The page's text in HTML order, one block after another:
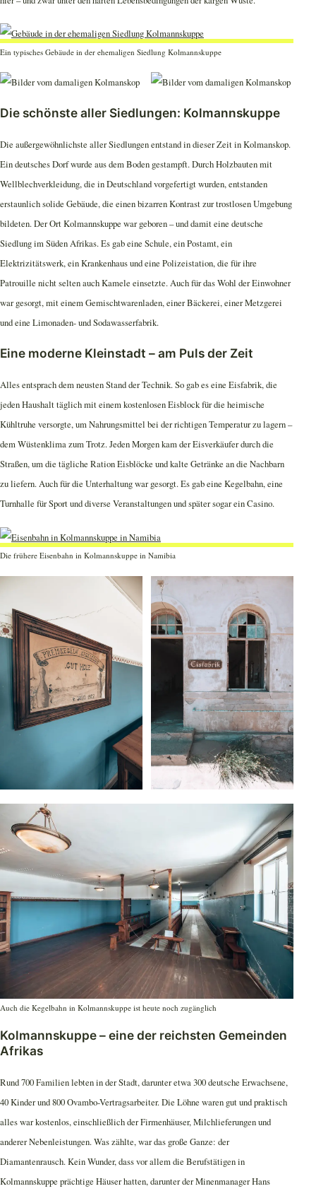
Ein typisches Gebäude in der ehemaligen Siedlung Kolmannskuppe
Die schönste aller Siedlungen: Kolmannskuppe
Die außergewöhnlichste aller Siedlungen entstand in dieser Zeit in Kolmanskop.
Ein deutsches Dorf wurde aus dem Boden gestampft. Durch Holzbauten mit
Wellblechverkleidung, die in Deutschland vorgefertigt wurden, entstanden
erstaunlich solide Gebäude, die einen bizarren Kontrast zur trostlosen Umgebung
bildeten. Der Ort Kolmannskuppe war geboren – und damit eine deutsche
Siedlung im Süden Afrikas. Es gab eine Schule, ein Postamt, ein
Elektrizitätswerk, ein Krankenhaus und eine Polizeistation, die für ihre
Patrouille nicht selten auch Kamele einsetzte. Auch für das Wohl der Einwohner
war gesorgt, mit einem Gemischtwarenladen, einer Bäckerei, einer Metzgerei
und eine Limonaden- und Sodawasserfabrik.
Eine moderne Kleinstadt – am Puls der Zeit
Alles entsprach dem neusten Stand der Technik. So gab es eine Eisfabrik, die
jeden Haushalt täglich mit einem kostenlosen Eisblock für die heimische
Kühltruhe versorgte, um Nahrungsmittel bei der richtigen Temperatur zu lagern –
dem Wüstenklima zum Trotz. Jeden Morgen kam der Eisverkäufer durch die
Straßen, um die tägliche Ration Eisblöcke und kalte Getränke an die Nachbarn
zu liefern. Auch für die Unterhaltung war gesorgt. Es gab eine Kegelbahn, eine
Turnhalle für Sport und diverse Veranstaltungen und später sogar ein Casino.
Die frühere Eisenbahn in Kolmannskuppe in Namibia
Auch die Kegelbahn in Kolmannskuppe ist heute noch zugänglich
Kolmannskuppe – eine der reichsten Gemeinden
Afrikas
Rund 700 Familien lebten in der Stadt, darunter etwa 300 deutsche Erwachsene,
40 Kinder und 800 Ovambo-Vertragsarbeiter. Die Löhne waren gut und praktisch
alles war kostenlos, einschließlich der Firmenhäuser, Milchlieferungen und
anderer Nebenleistungen. Was zählte, war das große Ganze: der
Diamantenrausch. Kein Wunder, dass vor allem die Berufstätigen in
Kolmannskuppe prächtige Häuser hatten, darunter der Minenmanager Hans